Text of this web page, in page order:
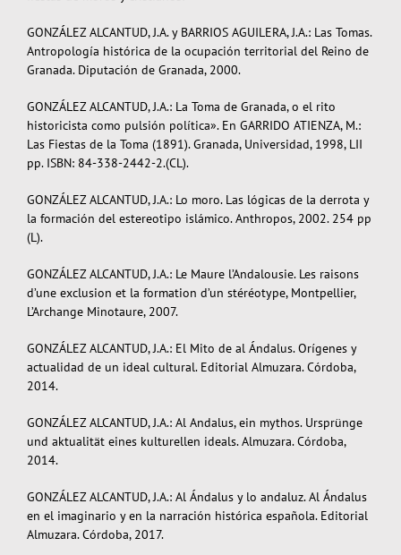
GONZÁLEZ ALCANTUD, J.A. y BARRIOS AGUILERA, J.A.: Las Tomas.
Antropología histórica de la ocupación territorial del Reino de
Granada. Diputación de Granada, 2000.
GONZÁLEZ ALCANTUD, J.A.: La Toma de Granada, o el rito
historicista como pulsión política». En GARRIDO ATIENZA, M.:
Las Fiestas de la Toma (1891). Granada, Universidad, 1998, LII
pp. ISBN: 84-338-2442-2.(CL).
GONZÁLEZ ALCANTUD, J.A.: Lo moro. Las lógicas de la derrota y
la formación del estereotipo islámico. Anthropos, 2002. 254 pp
(L).
GONZÁLEZ ALCANTUD, J.A.: Le Maure l’Andalousie. Les raisons
d’une exclusion et la formation d’un stéréotype, Montpellier,
L’Archange Minotaure, 2007.
GONZÁLEZ ALCANTUD, J.A.: El Mito de al Ándalus. Orígenes y
actualidad de un ideal cultural. Editorial Almuzara. Córdoba,
2014.
GONZÁLEZ ALCANTUD, J.A.: Al Andalus, ein mythos. Ursprünge
und aktualität eines kulturellen ideals. Almuzara. Córdoba,
2014.
GONZÁLEZ ALCANTUD, J.A.: Al Ándalus y lo andaluz. Al Ándalus
en el imaginario y en la narración histórica española. Editorial
Almuzara. Córdoba, 2017.